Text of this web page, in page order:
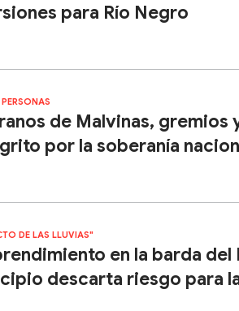
para Río Negro
de Malvinas, gremios
por la soberanía
DE LAS LLUVIAS"
en la barda del
descarta riesgo para